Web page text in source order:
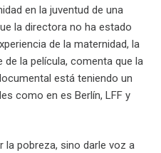
en la juventud de una
la directora no ha estado
de la maternidad, la
la película, comenta que la
está teniendo un
como en es Berlín, LFF y
la pobreza, sino darle voz a